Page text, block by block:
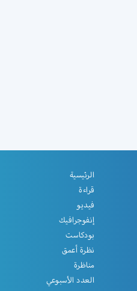
الرئيسية
قراءة
فيديو
إنفوجرافيك
بودكاست
نظرة أعمق
مناظرة
العدد الأسبوعي